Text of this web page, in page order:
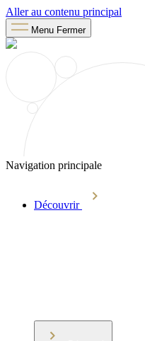
Aller au contenu principal
Menu Fermer
Navigation principale
Découvrir